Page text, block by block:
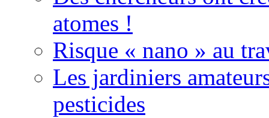
atomes !
Risque « nano » au
Les jardiniers
pesticides